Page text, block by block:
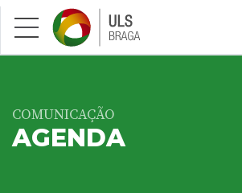
Saltar para conteúdo principal
COMUNICAÇÃO
AGENDA